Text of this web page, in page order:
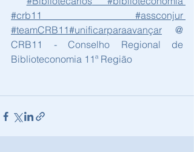
#crb11
#assconjur
#teamCRB11#unificarparaavançar @
CRB11 - Conselho Regional de
Biblioteconomia 11ª Região